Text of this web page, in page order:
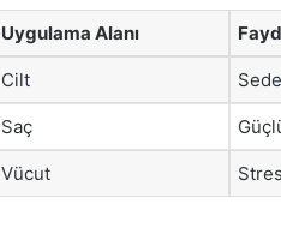
Uygulama Alanı
Cilt
Saç
Vücut